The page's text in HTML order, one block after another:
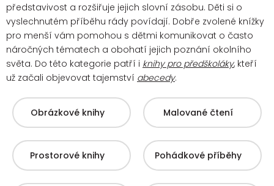
představivost a rozšiřuje jejich slovní zásobu. Děti si o
vyslechnutém příběhu rády povídají. Dobře zvolené knížky
pro menší vám pomohou s dětmi komunikovat o často
náročných tématech a obohatí jejich poznání okolního
světa. Do této kategorie patří i knihy pro předškoláky, kteří
už začali objevovat tajemství abecedy.
Obrázkové knihy Malované čtení
Prostorové knihy Pohádkové příběhy